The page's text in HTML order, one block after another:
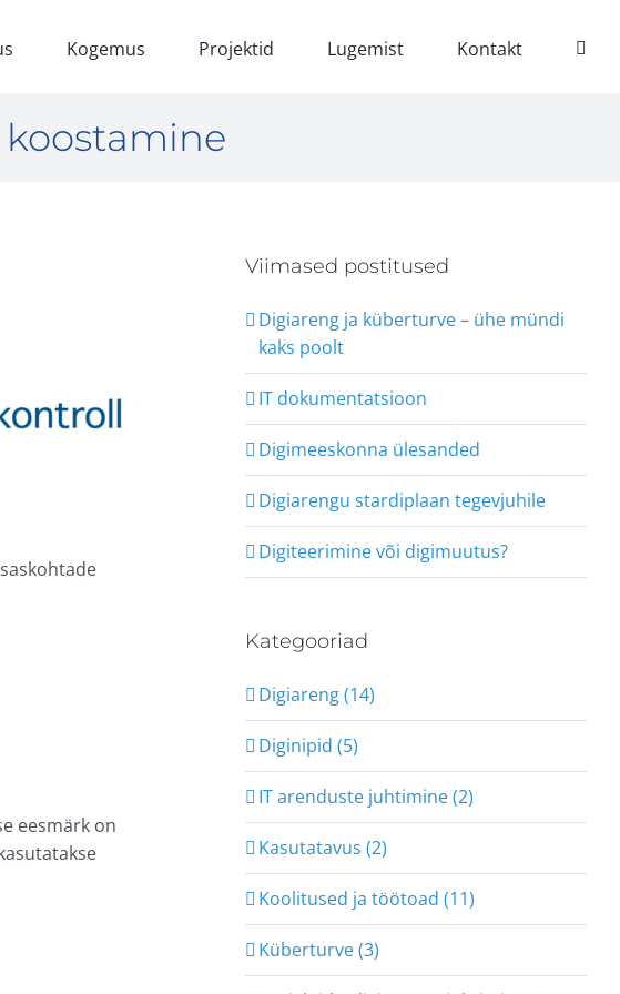
Kogemus Projektid Lugemist Kontakt
eesmärk on
Viimased postitused
Digiareng ja küberturve – ühe mündi
kaks poolt
IT dokumentatsioon
Digimeeskonna ülesanded
Digiarengu stardiplaan tegevjuhile
Digiteerimine või digimuutus?
Kategooriad
Digiareng (14)
Diginipid (5)
IT arenduste juhtimine (2)
Kasutatavus (2)
Koolitused ja töötoad (11)
Küberturve (3)